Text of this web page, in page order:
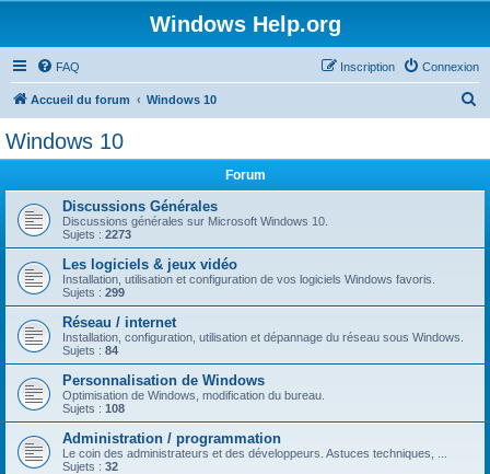
Windows Help.org
FAQ Connexion
Inscription
Accueil du forum Windows 10
e
Windows 10
Forum
Discussions Générales
Discussions générales sur Microsoft Windows 10.
Sujets : 2273
Les logiciels & jeux vidéo
Installation, utilisation et configuration de vos logiciels Windows favoris.
Sujets : 299
Réseau / internet
Installation, configuration, utilisation et dépannage du réseau sous Windows.
Sujets : 84
Personnalisation de Windows
Optimisation de Windows, modification du bureau.
Sujets : 108
Administration / programmation
Le coin des administrateurs et des développeurs. Astuces techniques, ...
Sujets : 32